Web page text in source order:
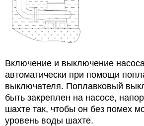
Включение и выключение
автоматически при помощи
выключателя. Поплавковый
быть закреплен на насосе,
шахте так, чтобы он без помех
уровень воды шахте.